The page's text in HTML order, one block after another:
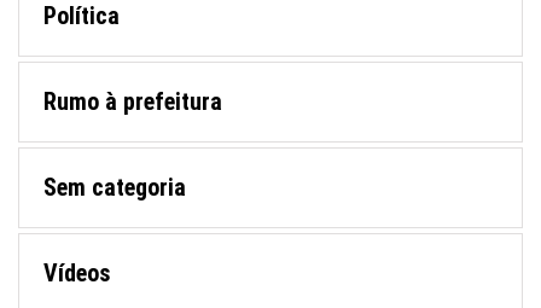
Política
Rumo à prefeitura
Sem categoria
Vídeos